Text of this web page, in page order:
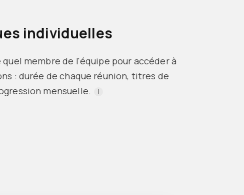
individuelles
membre de l'équipe pour accéder à
: durée de chaque réunion, titres de
mensuelle.
i